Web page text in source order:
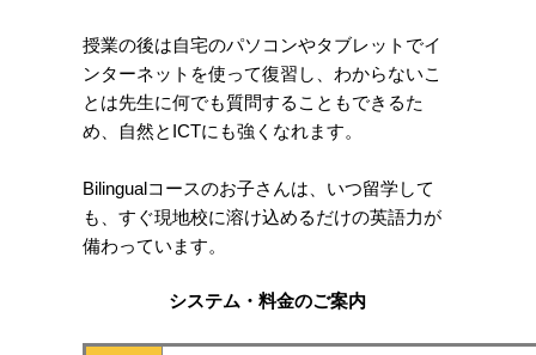
授業の後は自宅のパソコンやタブレットでイ
ンターネットを使って復習し、わからないこ
とは先生に何でも質問することもできるた
め、自然とICTにも強くなれます。
Bilingualコースのお子さんは、いつ留学して
も、すぐ現地校に溶け込めるだけの英語力が
備わっています。
システム・料金のご案内